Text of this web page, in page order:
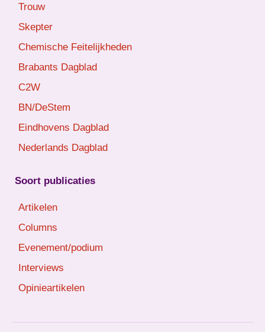
Trouw
Skepter
Chemische Feitelijkheden
Brabants Dagblad
C2W
BN/DeStem
Eindhovens Dagblad
Nederlands Dagblad
Soort publicaties
Artikelen
Columns
Evenement/podium
Interviews
Opinieartikelen